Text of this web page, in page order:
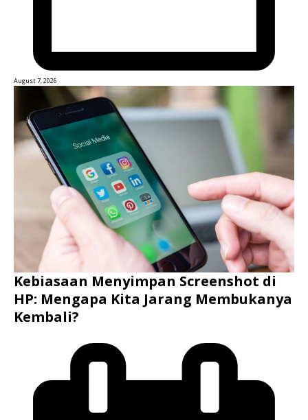
August 7, 2026
Kebiasaan Menyimpan Screenshot di
HP: Mengapa Kita Jarang Membukanya
Kembali?